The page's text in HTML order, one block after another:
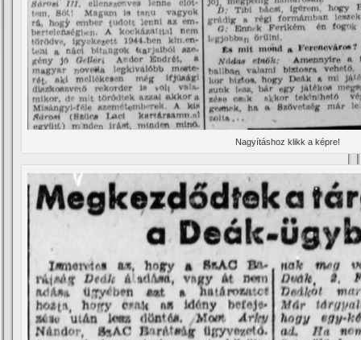
Nagyí­táshoz klikk a képre!